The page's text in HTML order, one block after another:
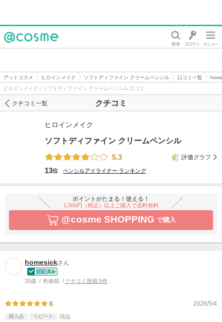
アットコスメ ヒロインメイク ソフトディファイン クリームペンシル 口コミ一覧
ヒロインメイク / ソフトディファイン クリームペンシル 口コミ
クチコミ
クチコミ一覧
ヒロインメイク
ソフトディファイン クリームペンシル
5.3
評価グラフ
13位 ペンシルアイライナー ランキング
ポイントがたまる！使える！
1,500円（税込）以上ご購入で送料無料
@cosme SHOPPING で購入
homesickさん
25歳 乾燥肌 クチコミ投稿 5件
6 2026/5/4
購入品 リピート 現品